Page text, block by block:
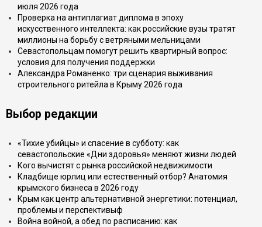
июля 2026 года
Проверка на антиплагиат диплома в эпоху
искусственного интеллекта: как российские вузы тратят
миллионы на борьбу с ветряными мельницами
Севастопольцам помогут решить квартирный вопрос:
условия для получения поддержки
Александра Романенко: три сценария выживания
строительного ритейла в Крыму 2026 года
Выбор редакции
«Тихие убийцы» и спасение в субботу: как
севастопольские «Дни здоровья» меняют жизни людей
Кого вычистят с рынка российской недвижимости
Кладбище юрлиц или естественный отбор? Анатомия
крымского бизнеса в 2026 году
Крым как центр альтернативной энергетики: потенциал,
проблемы и перспективыф
Война войной, а обед по расписанию: как